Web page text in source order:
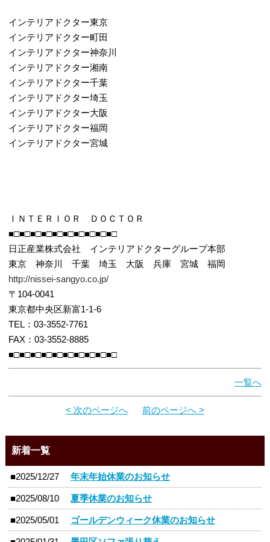
インテリアドクター東京
インテリアドクター町田
インテリアドクター神奈川
インテリアドクター湘南
インテリアドクター千葉
インテリアドクター埼玉
インテリアドクター大阪
インテリアドクター福岡
インテリアドクター宮城
ＩＮＴＥＲＩＯＲ ＤＯＣＴＯＲ
■□■□■□■□■□■□■□■□■□■□
日正産業株式会社 インテリアドクターグループ本部
東京 神奈川 千葉 埼玉 大阪 兵庫 宮城 福岡
http://nissei-sangyo.co.jp/
〒104-0041
東京都中央区新富1-1-6
TEL：03-3552-7761
FAX：03-3552-8885
■□■□■□■□■□■□■□■□■□■□
一覧へ
< 次のページへ 前のページへ >
新着一覧
■2025/12/27 年末年始休業のお知らせ
■2025/08/10 夏季休業のお知らせ
■2025/05/01 ゴールデンウィーク休業のお知らせ